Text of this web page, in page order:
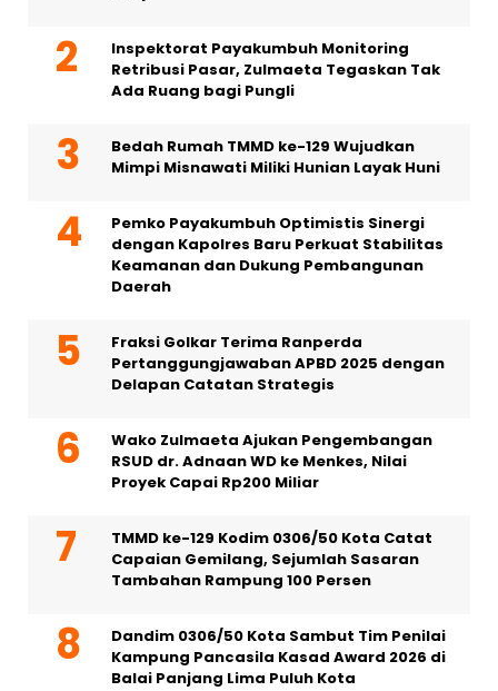
Inspektorat Payakumbuh Monitoring
Retribusi Pasar, Zulmaeta Tegaskan Tak
Ada Ruang bagi Pungli
Bedah Rumah TMMD ke-129 Wujudkan
Mimpi Misnawati Miliki Hunian Layak Huni
Pemko Payakumbuh Optimistis Sinergi
dengan Kapolres Baru Perkuat Stabilitas
Keamanan dan Dukung Pembangunan
Daerah
Fraksi Golkar Terima Ranperda
Pertanggungjawaban APBD 2025 dengan
Delapan Catatan Strategis
Wako Zulmaeta Ajukan Pengembangan
RSUD dr. Adnaan WD ke Menkes, Nilai
Proyek Capai Rp200 Miliar
TMMD ke-129 Kodim 0306/50 Kota Catat
Capaian Gemilang, Sejumlah Sasaran
Tambahan Rampung 100 Persen
Dandim 0306/50 Kota Sambut Tim Penilai
Kampung Pancasila Kasad Award 2026 di
Balai Panjang Lima Puluh Kota